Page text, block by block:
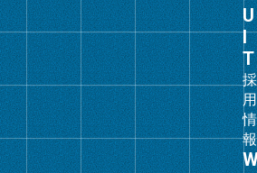
採
用
情
報
リ
ン
ク
グ